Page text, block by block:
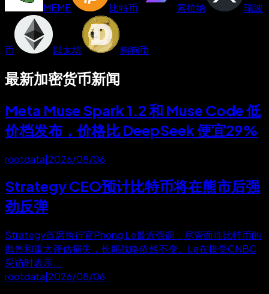
MEME 比特币 索拉纳 瑞波
币 以太坊 狗狗币
最新加密货币新闻
Meta Muse Spark 1.2 和 Muse Code 低
价档发布，价格比 DeepSeek 便宜29%
rootdata|2026/08/06
Strategy CEO预计比特币将在熊市后强
劲反弹
Strategy首席执行官Phong Le最近强调，尽管面临比特币的
抛售和重大评估损失，长期战略依然不变。Le在接受CNBC
采访时表示...
rootdata 2026/08/06